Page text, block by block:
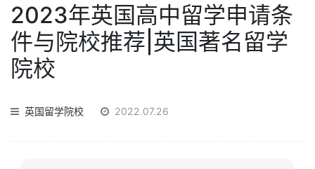
2023年英国高中留学申请条
件与院校推荐|英国著名留学
院校
英国留学院校 2022.07.26